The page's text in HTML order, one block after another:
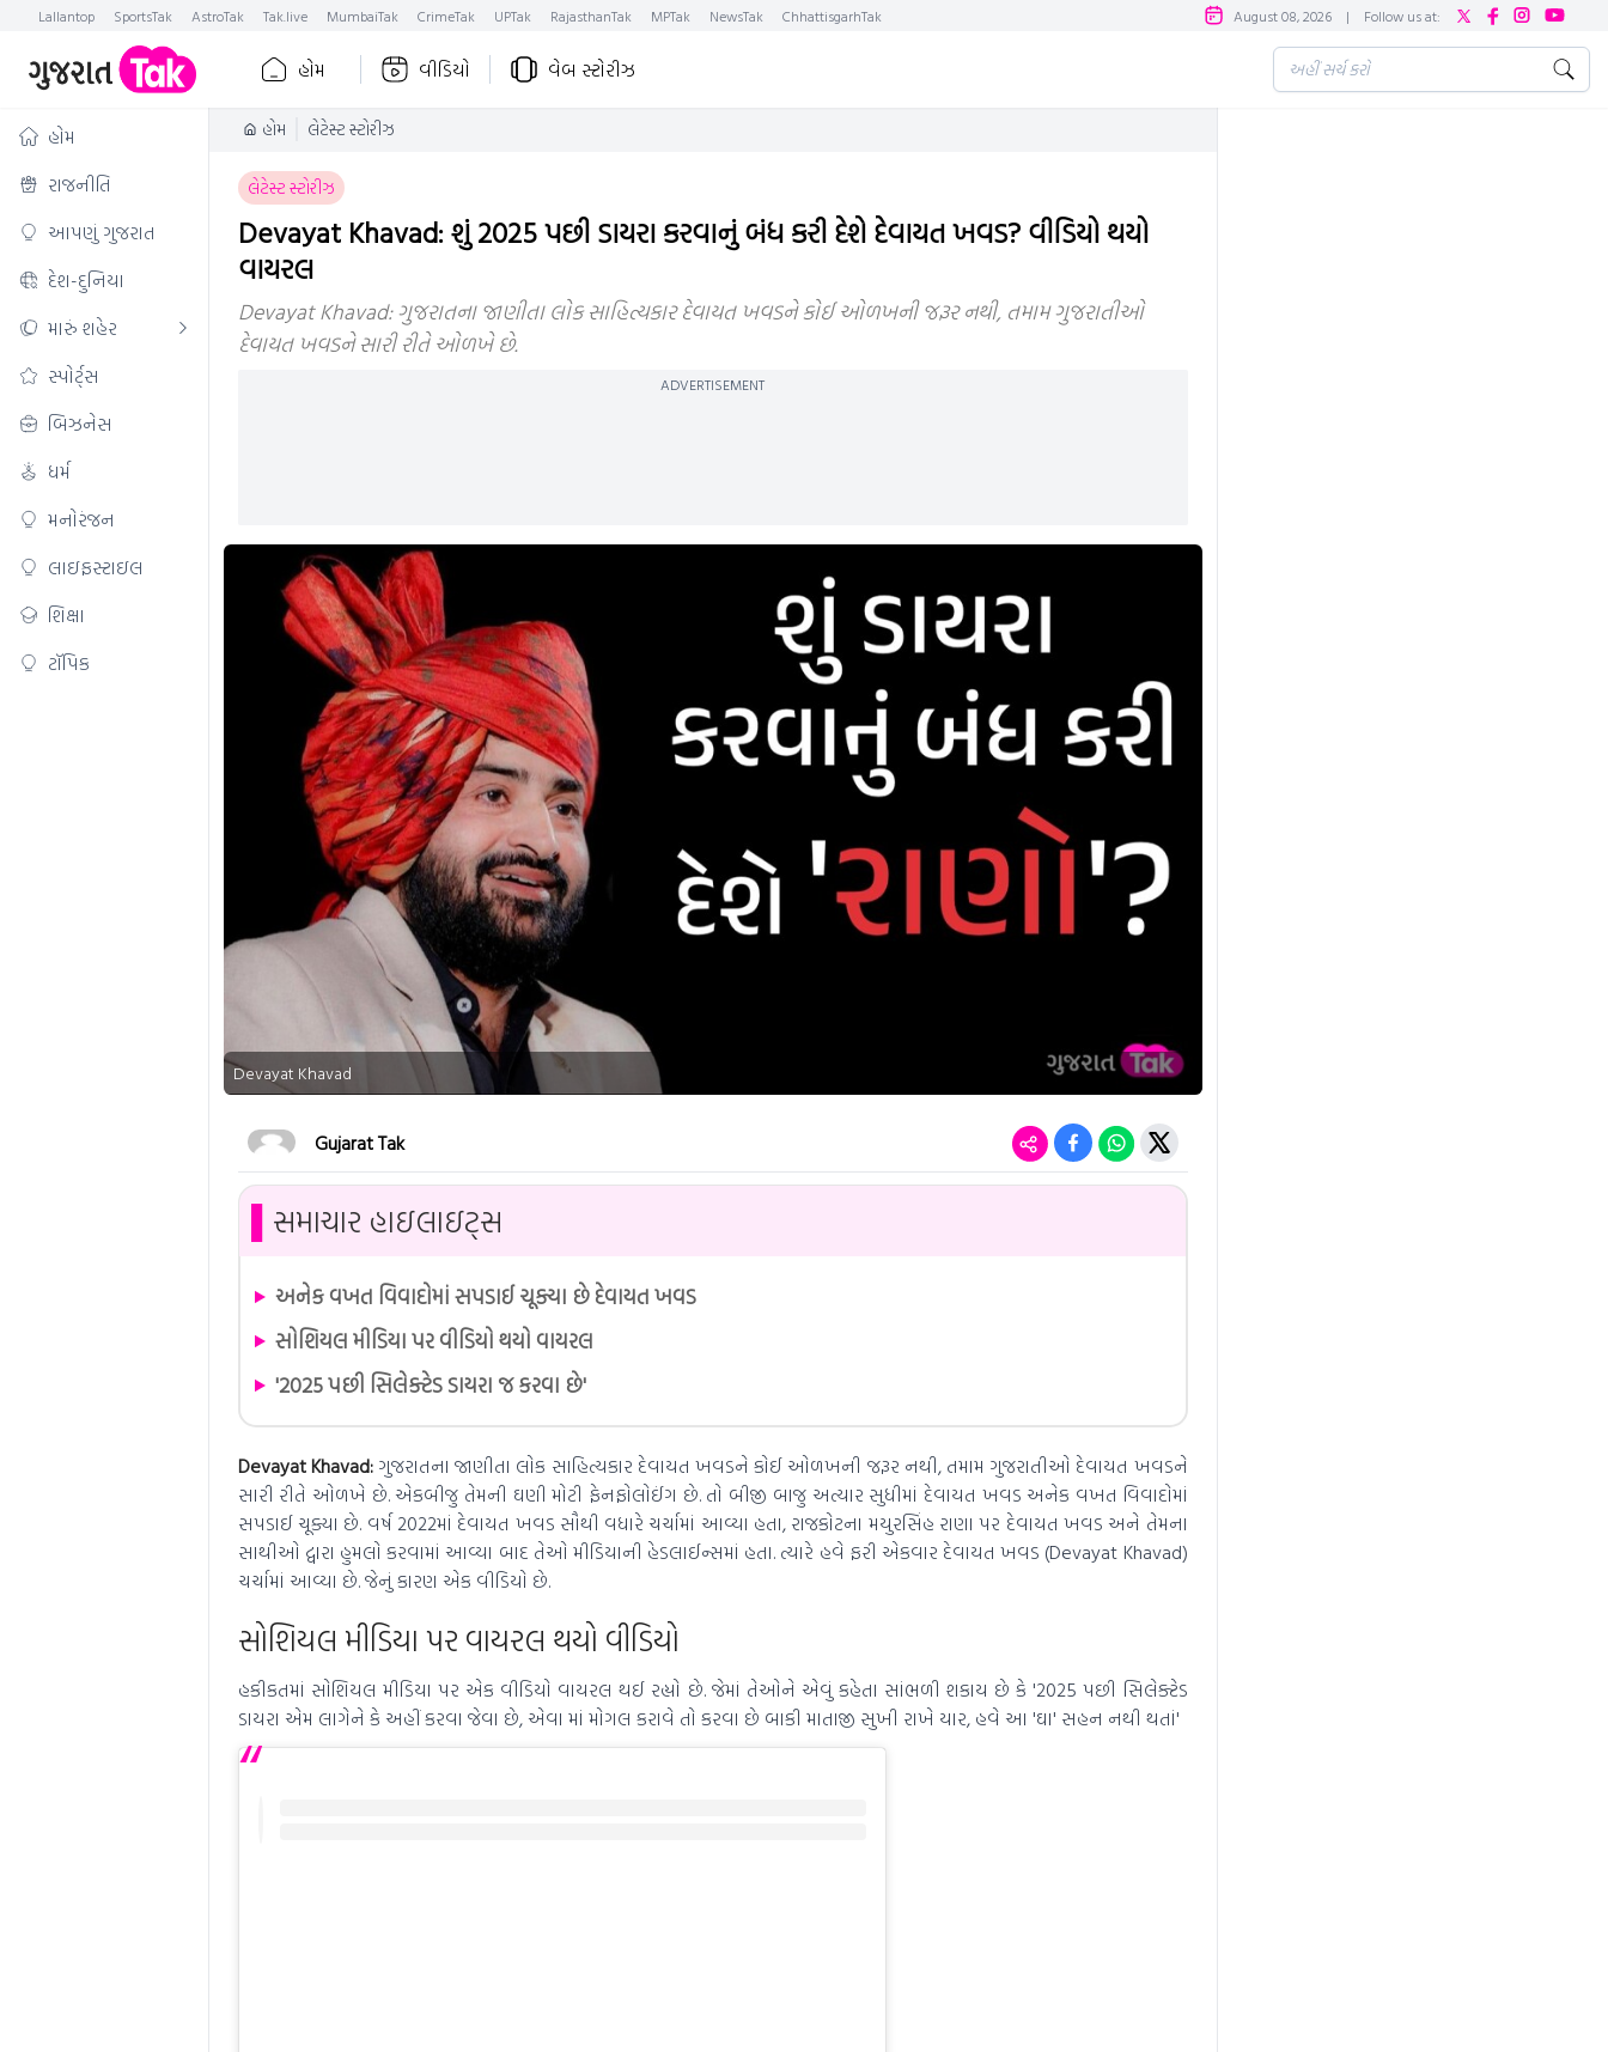
Lallantop SportsTak AstroTak Tak.live MumbaiTak CrimeTak UPTak RajasthanTak MPTak NewsTak ChhattisgarhTak August 08, 2026 | Follow us at:
હોમ વીડિયો વેબ સ્ટોરીઝ
હોમ
રાજનીતિ
આપણું ગુજરાત
દેશ-દુનિયા
મારું શહેર
સ્પોર્ટ્સ
બિઝનેસ
ધર્મ
મનોરંજન
લાઇફસ્ટાઇલ
શિક્ષા
ટૉપિક
હોમ લેટેસ્ટ સ્ટોરીઝ
લેટેસ્ટ સ્ટોરીઝ
Devayat Khavad: શું 2025 પછી ડાયરા કરવાનું બંધ કરી દેશે દેવાયત ખવડ? વીડિયો થયો
વાયરલ
Devayat Khavad: ગુજરાતના જાણીતા લોક સાહિત્યકાર દેવાયત ખવડને કોઈ ઓળખની જરૂર નથી, તમામ ગુજરાતીઓ
દેવાયત ખવડને સારી રીતે ઓળખે છે.
ADVERTISEMENT
Devayat Khavad
Gujarat Tak
સમાચાર હાઇલાઇટ્સ
અનેક વખત વિવાદોમાં સપડાઈ ચૂક્યા છે દેવાયત ખવડ
સોશિયલ મીડિયા પર વીડિયો થયો વાયરલ
'2025 પછી સિલેક્ટેડ ડાયરા જ કરવા છે'
Devayat Khavad: ગુજરાતના જાણીતા લોક સાહિત્યકાર દેવાયત ખવડને કોઈ ઓળખની જરૂર નથી, તમામ ગુજરાતીઓ દેવાયત ખવડને
સારી રીતે ઓળખે છે. એકબીજુ તેમની ઘણી મોટી ફેનફોલોઈંગ છે. તો બીજી બાજુ અત્યાર સુધીમાં દેવાયત ખવડ અનેક વખત વિવાદોમાં
સપડાઈ ચૂક્યા છે. વર્ષ 2022માં દેવાયત ખવડ સૌથી વધારે ચર્ચામાં આવ્યા હતા, રાજકોટના મયુરસિંહ રાણા પર દેવાયત ખવડ અને તેમના
સાથીઓ દ્વારા હુમલો કરવામાં આવ્યા બાદ તેઓ મીડિયાની હેડલાઈન્સમાં હતા. ત્યારે હવે ફરી એકવાર દેવાયત ખવડ (Devayat Khavad)
ચર્ચામાં આવ્યા છે. જેનું કારણ એક વીડિયો છે.
સોશિયલ મીડિયા પર વાયરલ થયો વીડિયો
હકીકતમાં સોશિયલ મીડિયા પર એક વીડિયો વાયરલ થઈ રહ્યો છે. જેમાં તેઓને એવું કહેતા સાંભળી શકાય છે કે '2025 પછી સિલેક્ટેડ
ડાયરા એમ લાગેને કે અહીં કરવા જેવા છે, એવા માં મોગલ કરાવે તો કરવા છે બાકી માતાજી સુખી રાખે યાર, હવે આ 'ઘા' સહન નથી થતાં'